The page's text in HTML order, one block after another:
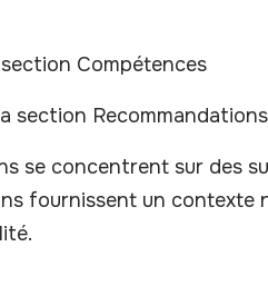
Compétences
section Recommandations
se concentrent sur des
fournissent un contexte